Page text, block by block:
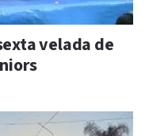
velada de